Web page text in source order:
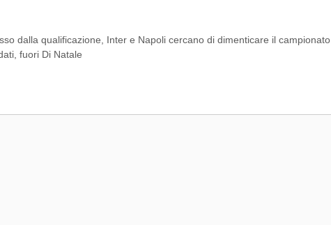
dalla qualificazione, Inter e Napoli cercano di dimenticare il campionato
fuori Di Natale